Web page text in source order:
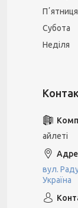
Пʼятниця
Субота
Неділя
айлеті
вул.
Україна